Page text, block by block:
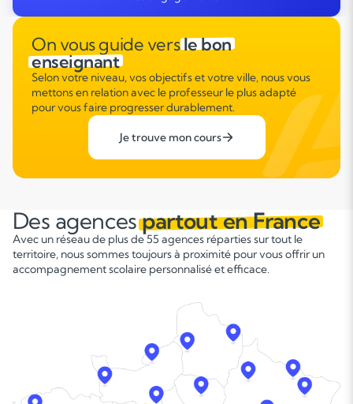
On vous guide versle bon
enseignant
Selon votre niveau, vos objectifs et votre ville, nous vous
mettons en relation avec le professeur le plus adapté
pour vous faire progresser durablement.
Je trouve mon cours
Des agencespartout en France
Avec un réseau de plus de 55 agences réparties sur tout le
territoire, nous sommes toujours à proximité pour vous offrir un
accompagnement scolaire personnalisé et efficace.